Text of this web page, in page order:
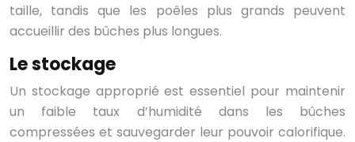
taille, tandis que les poêles plus grands peuvent
accueillir des bûches plus longues.
Le stockage
Un stockage approprié est essentiel pour maintenir
un faible taux d’humidité dans les bûches
compressées et sauvegarder leur pouvoir calorifique.